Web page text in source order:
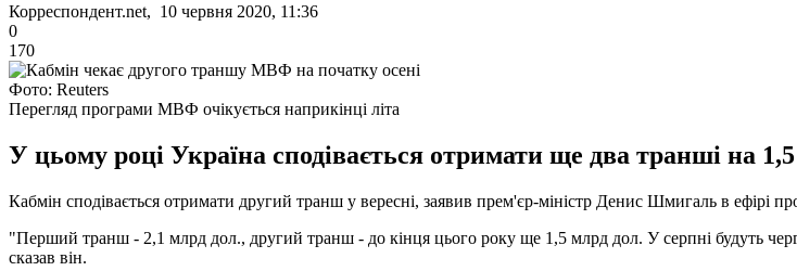
Корреспондент.net, 10 червня 2020, 11:36
0
170
Фото: Reuters
Перегляд програми МВФ очікується наприкінці літа
У цьому році Україна сподівається отримати ще два транші на
Кабмін сподівається отримати другий транш у вересні, заявив прем'єр-міністр Денис Шмигаль в ефірі
"Перший транш - 2,1 млрд дол., другий транш - до кінця цього року ще 1,5 млрд дол. У серпні будуть
сказав він.